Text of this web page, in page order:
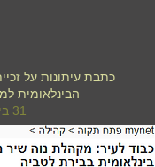
כתבת עיתונות על
הבינלאומית
31 ביולי 2017